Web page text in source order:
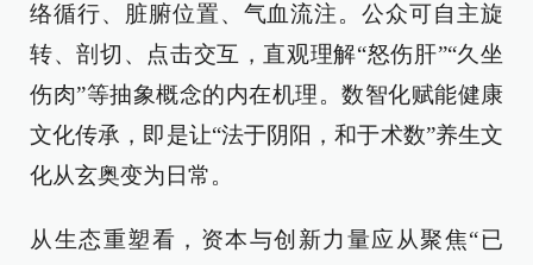
络循行、脏腑位置、气血流注。公众可自主旋
转、剖切、点击交互，直观理解“怒伤肝”“久坐
伤肉”等抽象概念的内在机理。数智化赋能健康
文化传承，即是让“法于阴阳，和于术数”养生文
化从玄奥变为日常。
从生态重塑看，资本与创新力量应从聚焦“已